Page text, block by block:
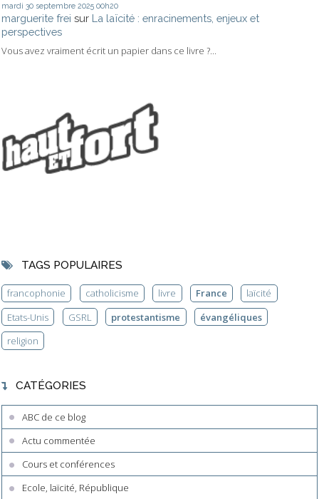
mardi 30 septembre 2025 00h20
marguerite frei sur La laïcité : enracinements, enjeux et
perspectives
Vous avez vraiment écrit un papier dans ce livre ?...
TAGS POPULAIRES
francophonie catholicisme livre France
laïcité
Etats-Unis
GSRL protestantisme
évangéliques
religion
CATÉGORIES
ABC de ce blog
Actu commentée
Cours et conférences
Ecole, laïcité, République